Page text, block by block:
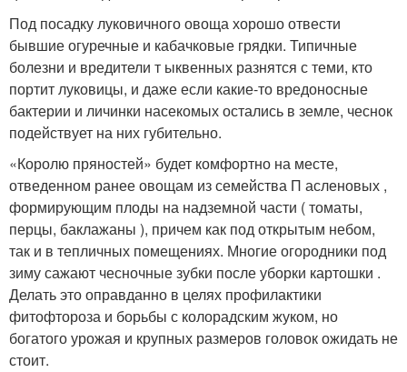
Под посадку луковичного овоща хорошо отвести
бывшие огуречные и кабачковые грядки. Типичные
болезни и вредители т ыквенных разнятся с теми, кто
портит луковицы, и даже если какие-то вредоносные
бактерии и личинки насекомых остались в земле, чеснок
подействует на них губительно.
«Королю пряностей» будет комфортно на месте,
отведенном ранее овощам из семейства П асленовых ,
формирующим плоды на надземной части ( томаты,
перцы, баклажаны ), причем как под открытым небом,
так и в тепличных помещениях. Многие огородники под
зиму сажают чесночные зубки после уборки картошки .
Делать это оправданно в целях профилактики
фитофтороза и борьбы с колорадским жуком, но
богатого урожая и крупных размеров головок ожидать не
стоит.